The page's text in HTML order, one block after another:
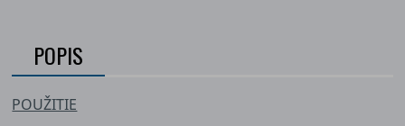
POPIS
POUŽITIE